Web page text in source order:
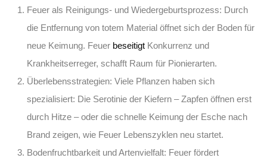
Feuer als Reinigungs- und Wiedergeburtsprozess: Durch
die Entfernung von totem Material öffnet sich der Boden für
neue Keimung. Feuer beseitigt Konkurrenz und
Krankheitserreger, schafft Raum für Pionierarten.
Überlebensstrategien: Viele Pflanzen haben sich
spezialisiert: Die Serotinie der Kiefern – Zapfen öffnen erst
durch Hitze – oder die schnelle Keimung der Esche nach
Brand zeigen, wie Feuer Lebenszyklen neu startet.
Bodenfruchtbarkeit und Artenvielfalt: Feuer fördert